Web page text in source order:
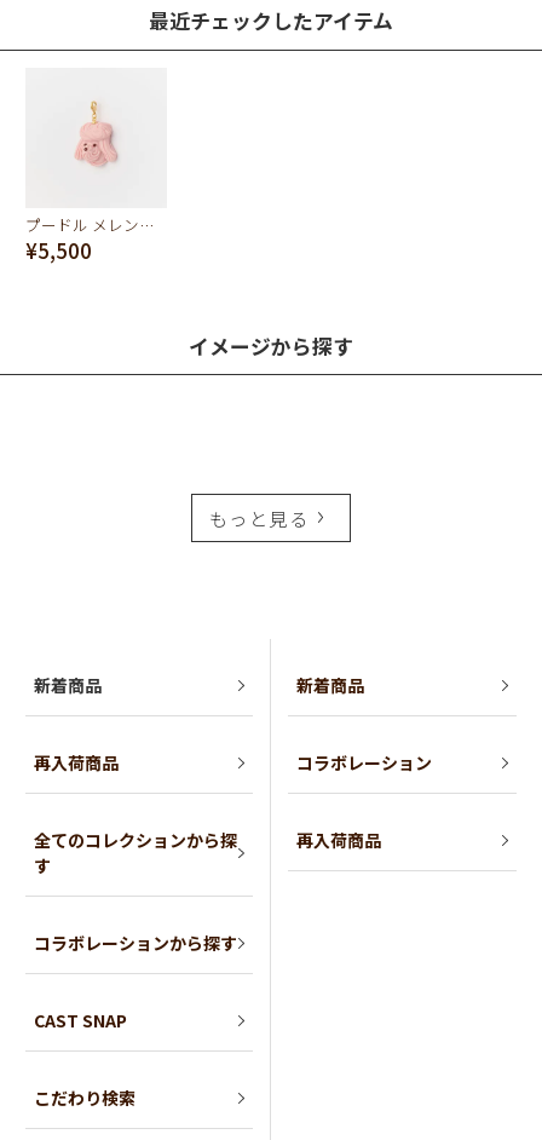
最近チェックしたアイテム
プードル メレンゲ チャーム（ストロベリー）
¥5,500
イメージから探す
もっと見る
新着商品
再入荷商品
全てのコレクションから探
す
コラボレーションから探す
CAST SNAP
こだわり検索
新着商品
コラボレーション
再入荷商品